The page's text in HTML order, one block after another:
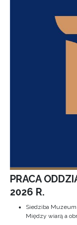
PRACA
2026 R.
Siedziba
Między wiarą a